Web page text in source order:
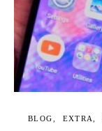
BLOG EXTRA